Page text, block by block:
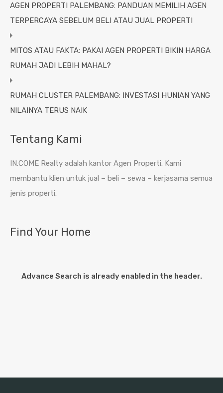
AGEN PROPERTI PALEMBANG: PANDUAN MEMILIH AGEN
TERPERCAYA SEBELUM BELI ATAU JUAL PROPERTI
MITOS ATAU FAKTA: PAKAI AGEN PROPERTI BIKIN HARGA
RUMAH JADI LEBIH MAHAL?
RUMAH CLUSTER PALEMBANG: INVESTASI HUNIAN YANG
NILAINYA TERUS NAIK
Tentang Kami
IN.COME Realty adalah kantor Agen Properti. Kami
membantu klien untuk jual – beli – sewa – kerjasama semua
jenis properti.
Find Your Home
Advance Search is already enabled in the header.